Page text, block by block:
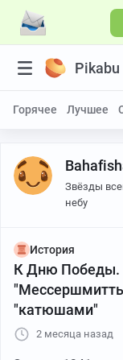
Pikabu
Горячее Лучшее
Звёзды
небу
История
К Дню Победы.
"катюшами"
2 месяца назад